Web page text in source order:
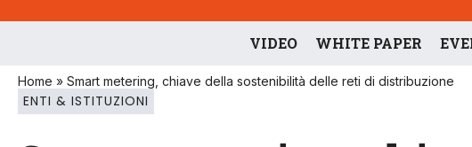
VIDEO WHITE PAPER
Home » Smart metering, chiave della sostenibilità delle reti di distribuzione
ENTI & ISTITUZIONI